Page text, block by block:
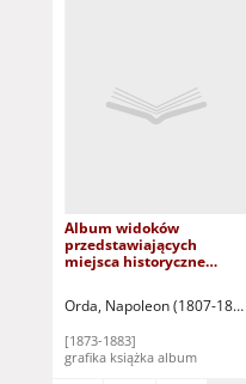
Album widoków
przedstawiających
miejsca historyczne
szósta
Orda, Napoleon (1807-1893)
[1873-1883]
grafika książka album